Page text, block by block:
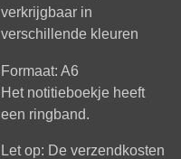
verkrijgbaar in
verschillende kleuren
Formaat: A6
Het notitieboekje heeft
een ringband.
Let op: De verzendkosten